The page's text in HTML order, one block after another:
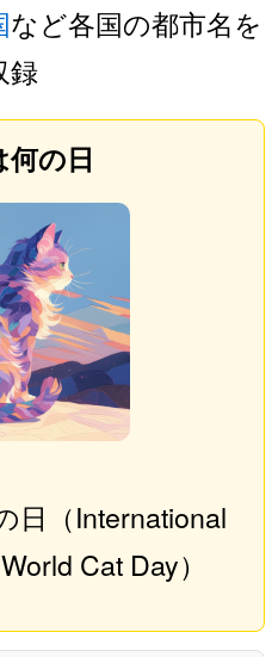
など各国の都市名を
録
何の日
日（International
Cat Day）